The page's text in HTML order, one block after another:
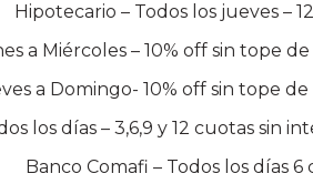
Hipotecario – Todos los jueves –
a Miércoles – 10% off sin tope
a Domingo- 10% off sin tope
los días – 3,6,9 y 12 cuotas sin
Banco Comafi – Todos los días